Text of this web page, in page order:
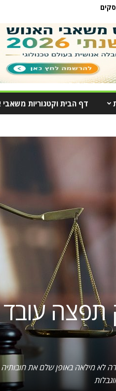
דף הבית וקטגוריות משאבי
עובד
לא מילאה באופן שלם את